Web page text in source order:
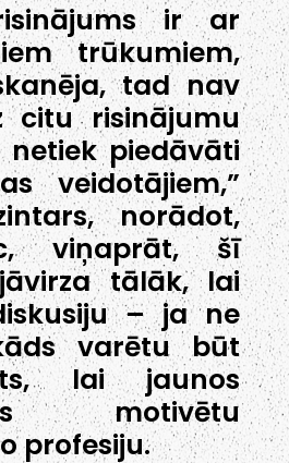
ir ar
trūkumiem,
tad nav
citu risinājumu
piedāvāti
veidotājiem,”
norādot,
viņaprāt, šī
tālāk, lai
– ja ne
varētu būt
lai jaunos
motivētu
profesiju.